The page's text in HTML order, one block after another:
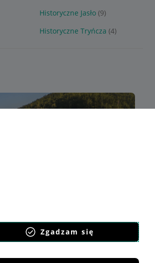
Zgadzam się
Historyczne Jasło (9)
Historyczne Tryńcza (4)